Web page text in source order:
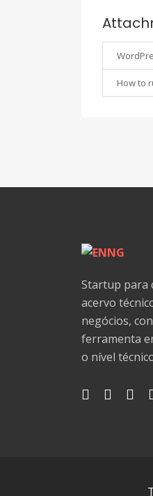
How to
Startup para
acervo
negócios,
ferramenta
o nível